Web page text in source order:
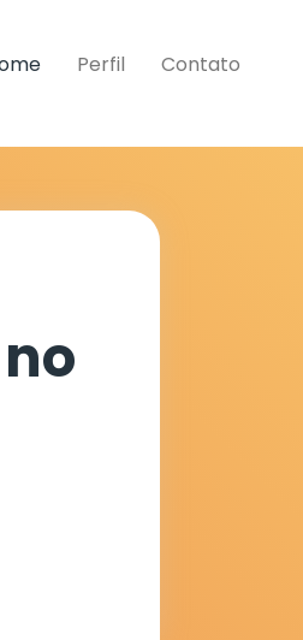
Perfil Contato